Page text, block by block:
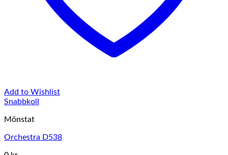
Add to Wishlist
Snabbkoll
Mönstat
Orchestra D538